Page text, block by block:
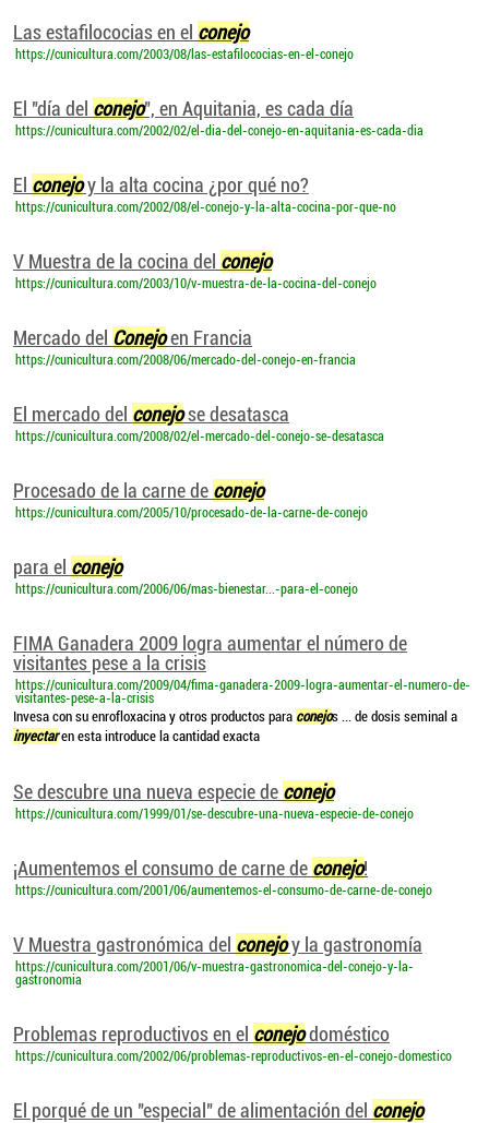
Las estafilococias en el conejo
https://cunicultura.com/2003/08/las-estafilococias-en-el-conejo
El "día del conejo", en Aquitania, es cada día
https://cunicultura.com/2002/02/el-dia-del-conejo-en-aquitania-es-cada-dia
El conejoy la alta cocina ¿por qué no?
https://cunicultura.com/2002/08/el-conejo-y-la-alta-cocina-por-que-no
V Muestra de la cocina del conejo
https://cunicultura.com/2003/10/v-muestra-de-la-cocina-del-conejo
Mercado del Conejoen Francia
https://cunicultura.com/2008/06/mercado-del-conejo-en-francia
El mercado del conejose desatasca
https://cunicultura.com/2008/02/el-mercado-del-conejo-se-desatasca
Procesado de la carne de conejo
https://cunicultura.com/2005/10/procesado-de-la-carne-de-conejo
para el conejo
https://cunicultura.com/2006/06/mas-bienestar...-para-el-conejo
FIMA Ganadera 2009 logra aumentar el número de
visitantes pese a la crisis
https://cunicultura.com/2009/04/fima-ganadera-2009-logra-aumentar-el-numero-de-
visitantes-pese-a-la-crisis
Invesa con su enrofloxacina y otros productos para conejos ... de dosis seminal a
inyectaren esta introduce la cantidad exacta
Se descubre una nueva especie de conejo
https://cunicultura.com/1999/01/se-descubre-una-nueva-especie-de-conejo
¡Aumentemos el consumo de carne de conejo!
https://cunicultura.com/2001/06/aumentemos-el-consumo-de-carne-de-conejo
V Muestra gastronómica del conejoy la gastronomía
https://cunicultura.com/2001/06/v-muestra-gastronomica-del-conejo-y-la-
gastronomia
Problemas reproductivos en el conejodoméstico
https://cunicultura.com/2002/06/problemas-reproductivos-en-el-conejo-domestico
El porqué de un "especial" de alimentación del conejo